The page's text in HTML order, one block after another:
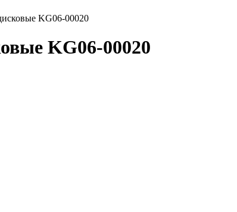
KG06-00020
KG06-00020